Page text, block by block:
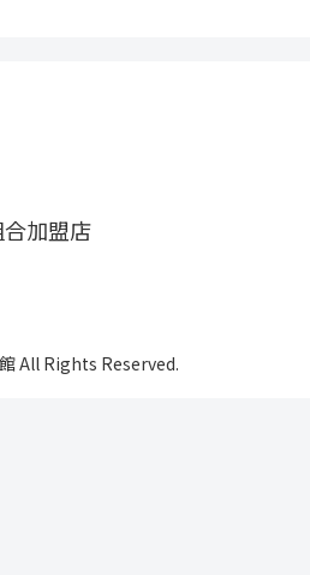
加盟店
All Rights Reserved.